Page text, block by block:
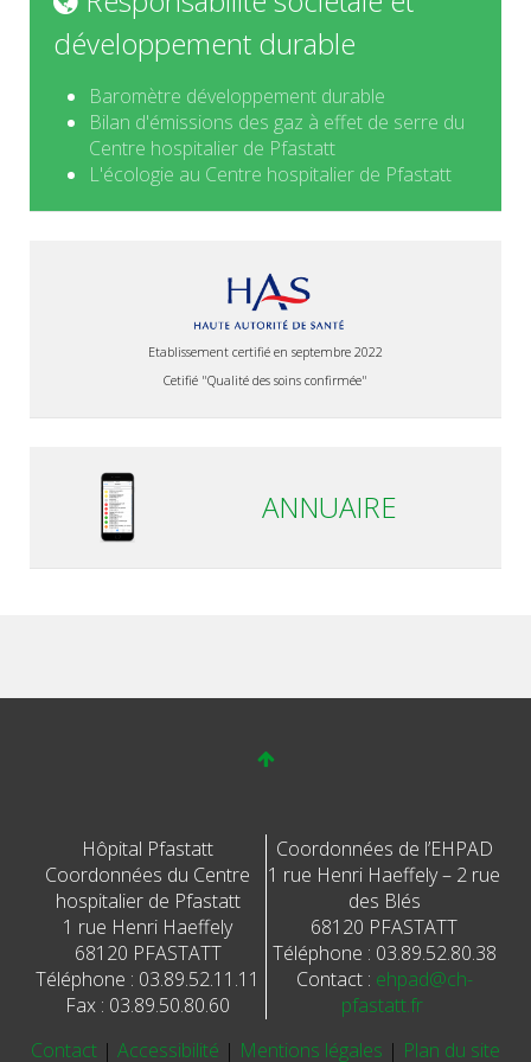
développement durable
Baromètre développement durable
Bilan d'émissions des gaz à effet de serre du
Centre hospitalier de Pfastatt
L'écologie au Centre hospitalier de Pfastatt
Etablissement certifié en septembre 2022
Cetifié "Qualité des soins confirmée"
ANNUAIRE
Hôpital Pfastatt
Coordonnées du Centre
hospitalier de Pfastatt
1 rue Henri Haeffely
68120 PFASTATT
Téléphone : 03.89.52.11.11
Fax : 03.89.50.80.60
Coordonnées de l’EHPAD
1 rue Henri Haeffely – 2 rue
des Blés
68120 PFASTATT
Téléphone : 03.89.52.80.38
Contact : ehpad@ch-
pfastatt.fr
Contact | Accessibilité | Mentions légales | Plan du site